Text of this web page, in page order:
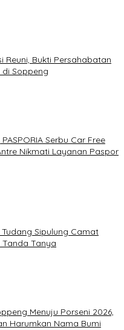
Reuni, Bukti Persahabatan
Soppeng
Serbu Car Free
Nikmati Layanan Paspor
Sipulung Camat
Tanya
Menuju Porseni 2026,
Harumkan Nama Bumi